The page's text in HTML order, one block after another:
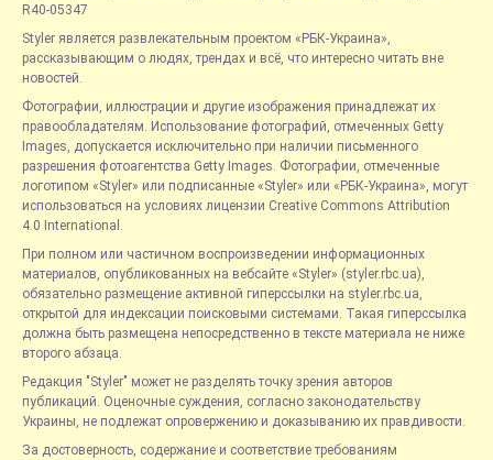
R40-05347
Styler является развлекательным проектом «РБК-Украина»,
рассказывающим о людях, трендах и всё, что интересно читать вне
новостей.
Фотографии, иллюстрации и другие изображения принадлежат их
правообладателям. Использование фотографий, отмеченных Getty
Images, допускается исключительно при наличии письменного
разрешения фотоагентства Getty Images. Фотографии, отмеченные
логотипом «Styler» или подписанные «Styler» или «РБК-Украина», могут
использоваться на условиях лицензии Creative Commons Attribution
4.0 International.
При полном или частичном воспроизведении информационных
материалов, опубликованных на вебсайте «Styler» (styler.rbc.ua),
обязательно размещение активной гиперссылки на styler.rbc.ua,
открытой для индексации поисковыми системами. Такая гиперссылка
должна быть размещена непосредственно в тексте материала не ниже
второго абзаца.
Редакция "Styler" может не разделять точку зрения авторов
публикаций. Оценочные суждения, согласно законодательству
Украины, не подлежат опровержению и доказыванию их правдивости.
За достоверность, содержание и соответствие требованиям